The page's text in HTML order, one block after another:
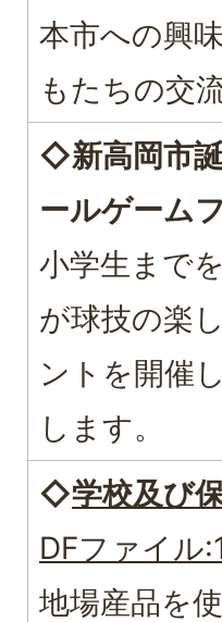
本市への興
もたちの交
◇新高岡市
ールゲーム
小学生まで
が球技の楽
ントを開催
します。
◇学校及び
DFファイル
地場産品を